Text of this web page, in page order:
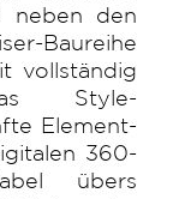
neben den
Baureihe
vollständig
Style-
Element-
360-
übers